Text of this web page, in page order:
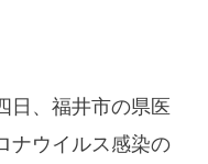
日、福井市の県医
ナウイルス感染の